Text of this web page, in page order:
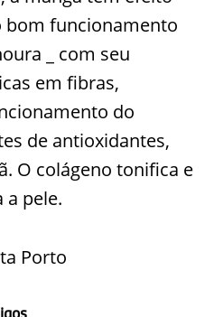
bom funcionamento
_ com seu
em fibras,
do
de antioxidantes,
O colágeno tonifica e
a pele.
Porto